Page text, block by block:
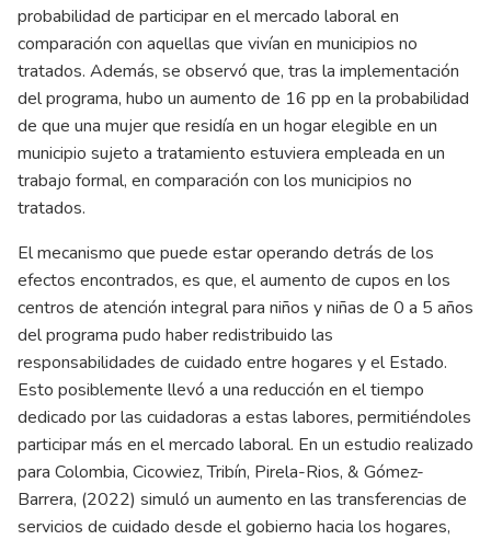
probabilidad de participar en el mercado laboral en
comparación con aquellas que vivían en municipios no
tratados. Además, se observó que, tras la implementación
del programa, hubo un aumento de 16 pp en la probabilidad
de que una mujer que residía en un hogar elegible en un
municipio sujeto a tratamiento estuviera empleada en un
trabajo formal, en comparación con los municipios no
tratados.
El mecanismo que puede estar operando detrás de los
efectos encontrados, es que, el aumento de cupos en los
centros de atención integral para niños y niñas de 0 a 5 años
del programa pudo haber redistribuido las
responsabilidades de cuidado entre hogares y el Estado.
Esto posiblemente llevó a una reducción en el tiempo
dedicado por las cuidadoras a estas labores, permitiéndoles
participar más en el mercado laboral. En un estudio realizado
para Colombia, Cicowiez, Tribín, Pirela-Rios, & Gómez-
Barrera, (2022) simuló un aumento en las transferencias de
servicios de cuidado desde el gobierno hacia los hogares,